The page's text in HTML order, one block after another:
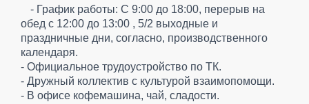
- График работы: С 9:00 до 18:00, перерыв на
обед с 12:00 до 13:00 , 5/2 выходные и
праздничные дни, согласно, производственного
календаря.
- Официальное трудоустройство по ТК.
- Дружный коллектив с культурой взаимопомощи.
- В офисе кофемашина, чай, сладости.